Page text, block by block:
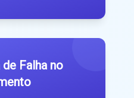
Falha no